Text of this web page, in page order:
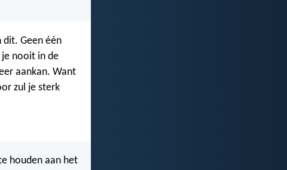
dit. Geen één
nooit in de
aankan. Want
zul je sterk
houden aan het